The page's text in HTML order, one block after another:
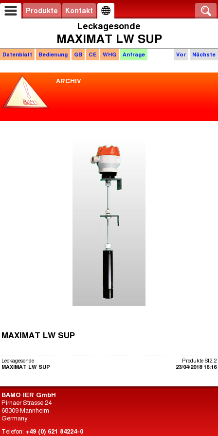
Produkte Kontakt
Leckagesonde
MAXIMAT LW SUP
Vor Nächste
Datenblatt Bedienung GB CE WHG Anfrage
ARCHIV
MAXIMAT LW SUP
Produkte SI2.2
23/04/2018 16:16
Leckagesonde
MAXIMAT LW SUP
BAMO IER GmbH
Pirnaer Strasse 24
68309 Mannheim
Germany
Telefon: +49 (0) 621 84224-0